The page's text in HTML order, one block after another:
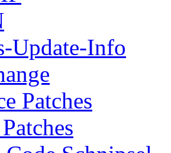
Update-Info
Patches